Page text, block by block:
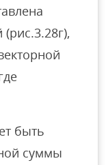
быть
суммы